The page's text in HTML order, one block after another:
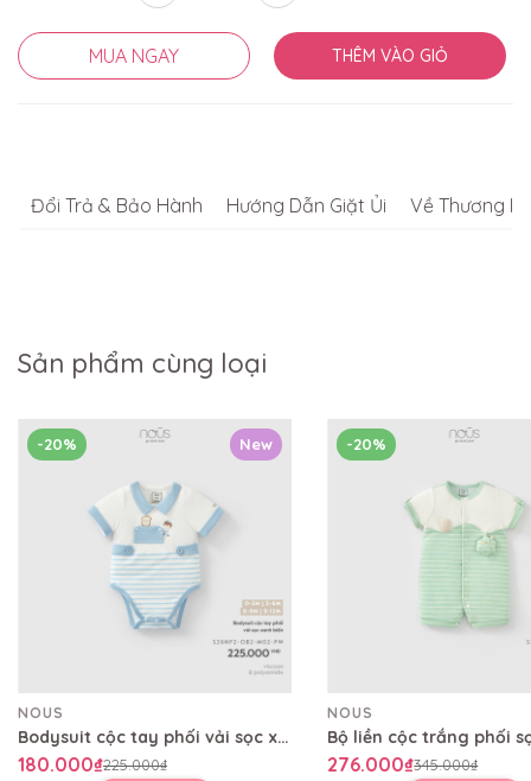
MUA NGAY THÊM VÀO GIỎ
Đổi Trả & Bảo Hành Hướng Dẫn Giặt Ủi Về Thương
Sản phẩm cùng loại
New
-20%
NOUS
Bodysuit cộc tay phối vải sọc xanh biển
180.000₫225.000₫
-20%
NOUS
276.000₫345.000₫